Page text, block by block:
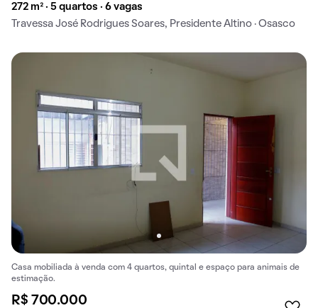
272 m² · 5 quartos · 6 vagas
Travessa José Rodrigues Soares, Presidente Altino · Osasco
Casa mobiliada à venda com 4 quartos, quintal e espaço para animais de
estimação.
R$ 700.000